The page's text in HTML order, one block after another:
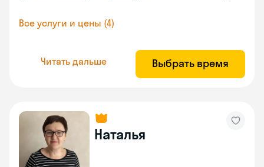
Все услуги и цены (4)
Читать дальше Выбрать время
Наталья